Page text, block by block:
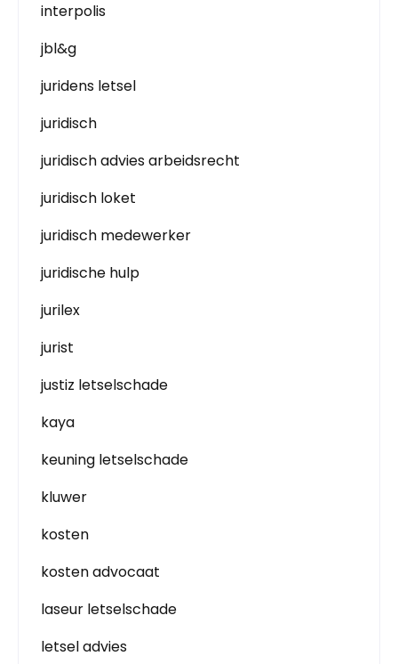
interpolis
jbl&g
juridens letsel
juridisch
juridisch advies arbeidsrecht
juridisch loket
juridisch medewerker
juridische hulp
jurilex
jurist
justiz letselschade
kaya
keuning letselschade
kluwer
kosten
kosten advocaat
laseur letselschade
letsel advies